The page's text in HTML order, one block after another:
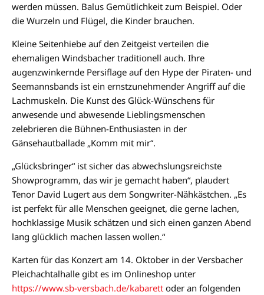
werden müssen. Balus Gemütlichkeit zum Beispiel. Oder
die Wurzeln und Flügel, die Kinder brauchen.
Kleine Seitenhiebe auf den Zeitgeist verteilen die
ehemaligen Windsbacher traditionell auch. Ihre
augenzwinkernde Persiflage auf den Hype der Piraten- und
Seemannsbands ist ein ernstzunehmender Angriff auf die
Lachmuskeln. Die Kunst des Glück-Wünschens für
anwesende und abwesende Lieblingsmenschen
zelebrieren die Bühnen-Enthusiasten in der
Gänsehautballade „Komm mit mir“.
„Glücksbringer“ ist sicher das abwechslungsreichste
Showprogramm, das wir je gemacht haben“, plaudert
Tenor David Lugert aus dem Songwriter-Nähkästchen. „Es
ist perfekt für alle Menschen geeignet, die gerne lachen,
hochklassige Musik schätzen und sich einen ganzen Abend
lang glücklich machen lassen wollen.“
Karten für das Konzert am 14. Oktober in der Versbacher
Pleichachtalhalle gibt es im Onlineshop unter
https://www.sb-versbach.de/kabarett oder an folgenden